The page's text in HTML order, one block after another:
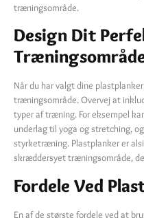
træningsområde.
Design Dit
Når du har valgt dine
træningsområde. Overvej at
typer af træning. For eksempel
underlag til yoga og stretching,
styrketræning. Plastplanker er
skræddersyet træningsområde,
Fordele Ved
En af de største fordele ved at